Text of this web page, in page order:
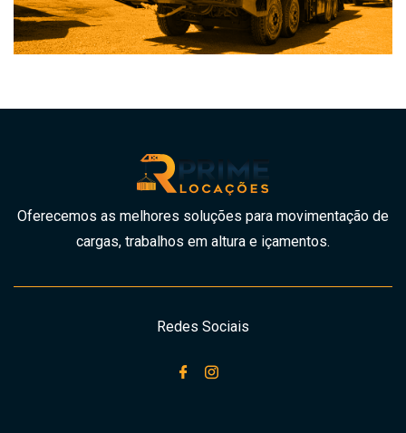
Oferecemos as melhores soluções para movimentação de
cargas, trabalhos em altura e içamentos.
Redes Sociais